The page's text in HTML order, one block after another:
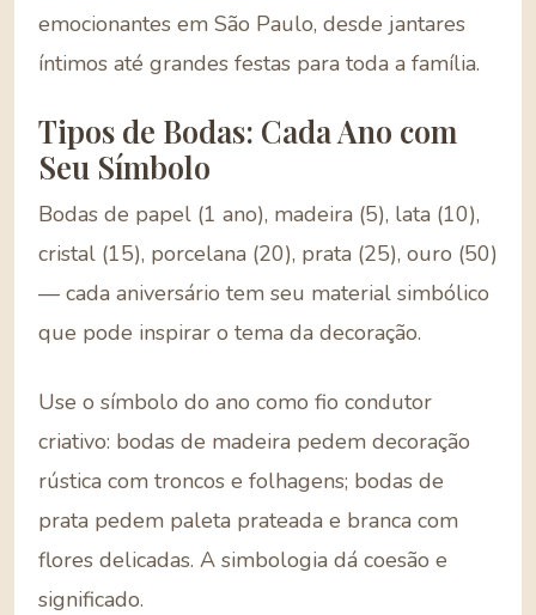
emocionantes em São Paulo, desde jantares
íntimos até grandes festas para toda a família.
Tipos de Bodas: Cada Ano com
Seu Símbolo
Bodas de papel (1 ano), madeira (5), lata (10),
cristal (15), porcelana (20), prata (25), ouro (50)
— cada aniversário tem seu material simbólico
que pode inspirar o tema da decoração.
Use o símbolo do ano como fio condutor
criativo: bodas de madeira pedem decoração
rústica com troncos e folhagens; bodas de
prata pedem paleta prateada e branca com
flores delicadas. A simbologia dá coesão e
significado.